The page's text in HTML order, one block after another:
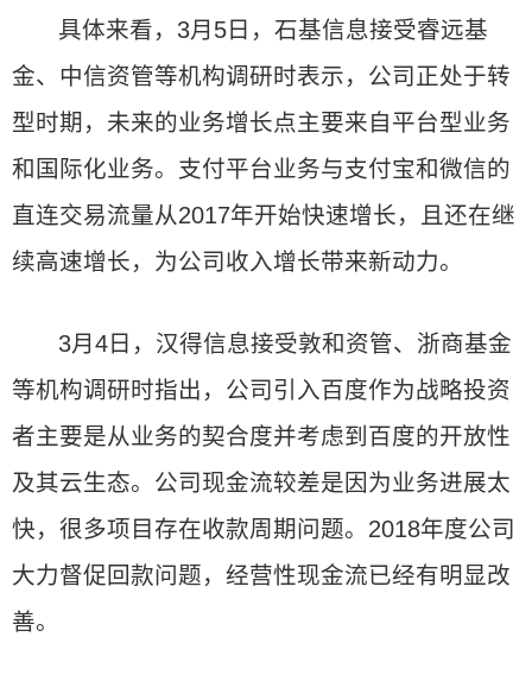
具体来看，3月5日，石基信息接受睿远基
金、中信资管等机构调研时表示，公司正处于转
型时期，未来的业务增长点主要来自平台型业务
和国际化业务。支付平台业务与支付宝和微信的
直连交易流量从2017年开始快速增长，且还在继
续高速增长，为公司收入增长带来新动力。
3月4日，汉得信息接受敦和资管、浙商基金
等机构调研时指出，公司引入百度作为战略投资
者主要是从业务的契合度并考虑到百度的开放性
及其云生态。公司现金流较差是因为业务进展太
快，很多项目存在收款周期问题。2018年度公司
大力督促回款问题，经营性现金流已经有明显改
善。